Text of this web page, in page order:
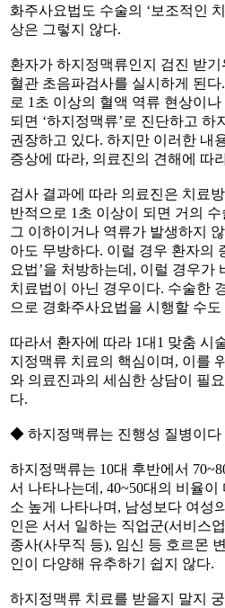
화주사요법도 수술의 ‘보조적인
상은 그렇지 않다.
환자가 하지정맥류인지 검진 받
혈관 초음파검사를 실시하게 된
로 1초 이상의 혈액 역류 현상이
되면 ‘하지정맥류’로 진단하고
권장하고 있다. 하지만 이러한 내
증상에 따라, 의료진의 견해에 따
검사 결과에 따라 의료진은 치료
반적으로 1초 이상이 되면 거의
그 이하이거나 역류가 발생하지
아도 무방하다. 이럴 경우 환자의
요법’을 처방하는데, 이럴 경우가
치료법이 아닌 경우이다. 수술한
으로 경화주사요법을 시행할 수도
따라서 환자에 따라 1대1 맞춤 시
지정맥류 치료의 핵심이며, 이를
와 의료진과의 세심한 상담이 필
다.
◆ 하지정맥류는 진행성 질병이다
하지정맥류는 10대 후반에서
서 나타나는데, 40~50대의 비율
소 높게 나타나며, 남성보다 여성
인은 서서 일하는 직업군(서비스
종사(사무직 등), 임신 등 호르몬
인이 다양해 유추하기 쉽지 않다.
하지정맥류 치료를 받을지 말지